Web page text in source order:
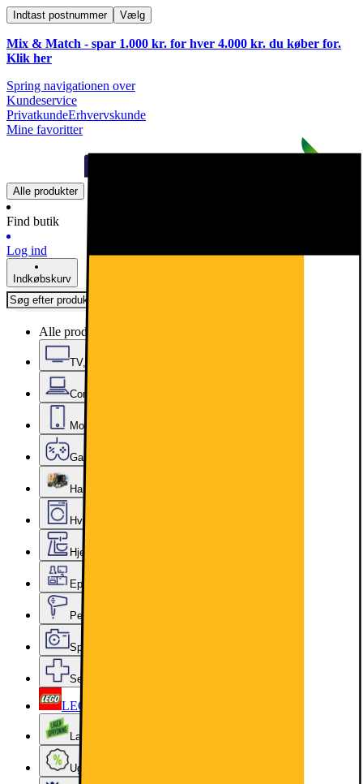
Indtast postnummer Vælg
Mix & Match - spar 1.000 kr. for hver 4.000 kr. du køber for.
Klik her
Spring navigationen over
Kundeservice
PrivatkundeErhvervskunde
Mine favoritter
Alle produkter
Find butik
Log ind
Indkøbskurv
Alle produkter
TV, Lyd & Smart Home
Computer & Kontor
Mobil, Tablet & Smartwatch
Gaming
Hardware
Hvidevarer
Hjem, Rengøring & Køkkenudstyr
Epoq køkken & bryggers
Personlig pleje, Skønhed & Velvære
Sport, Fritid & Hobby
Services & tilbehør
LEGO
Lageroprydning
Ugens tilbud - og andre gode priser